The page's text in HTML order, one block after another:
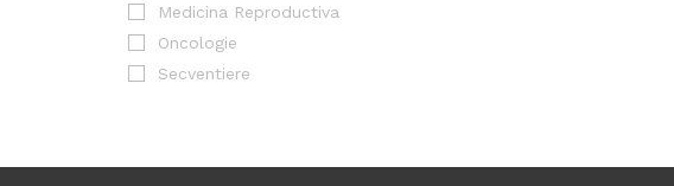
Medicina Reproductiva
Oncologie
Secventiere